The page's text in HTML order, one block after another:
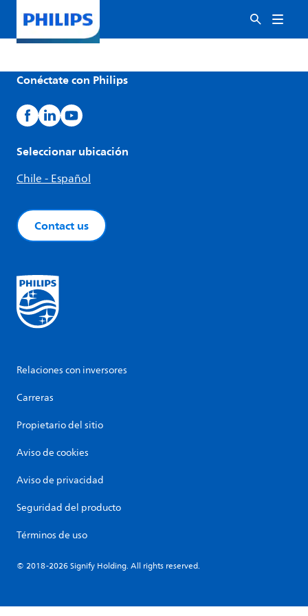
Conéctate con Philips
Seleccionar ubicación
Chile - Español
Contact us
Relaciones con inversores
Carreras
Propietario del sitio
Aviso de cookies
Aviso de privacidad
Seguridad del producto
Términos de uso
© 2018-2026 Signify Holding. All rights reserved.